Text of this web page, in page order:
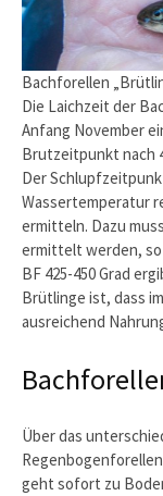
Bachforellen
Die Laichzeit der
Anfang November
Brutzeitpunkt nach
Der
Wassertemperatur
ermitteln. Dazu
ermittelt werden, so
BF 425-450 Grad
Brütlinge ist, dass
ausreichend
Über das
geht sofort zu